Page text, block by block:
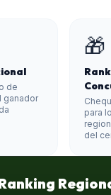
de
ganador
🎁
para
del